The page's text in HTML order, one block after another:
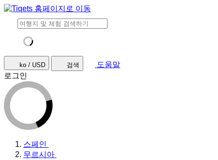
ko / USD 검색
도움말
로그인
스페인
무르시아